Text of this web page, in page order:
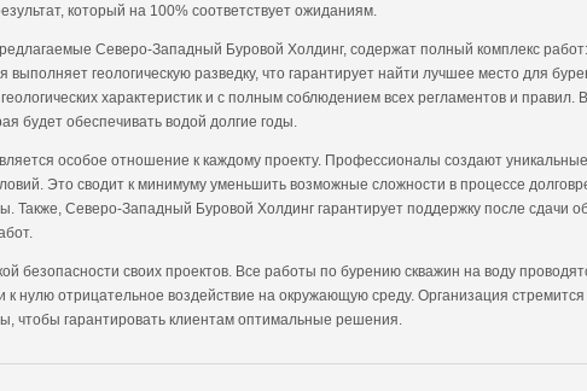
который на 100% соответствует ожиданиям.
Северо-Западный Буровой Холдинг, содержат полный комплекс
геологическую разведку, что гарантирует найти лучшее место для
характеристик и с полным соблюдением всех регламентов и правил.
будет обеспечивать водой долгие годы.
особое отношение к каждому проекту. Профессионалы создают
Это сводит к минимуму уменьшить возможные сложности в процессе
Также, Северо-Западный Буровой Холдинг гарантирует поддержку после сдачи
безопасности своих проектов. Все работы по бурению скважин на воду
к нулю отрицательное воздействие на окружающую среду. Организация
чтобы гарантировать клиентам оптимальные решения.